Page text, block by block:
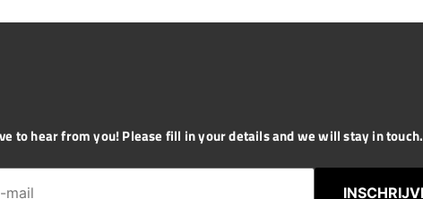
to hear from you! Please fill in your details and we will stay in